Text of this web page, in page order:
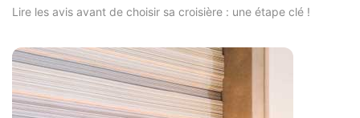
Lire les avis avant de choisir sa croisière : une étape clé !